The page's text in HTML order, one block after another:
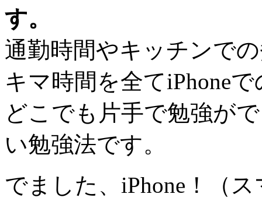
す。
通勤時間やキッチンで
キマ時間を全てiPhone
どこでも片手で勉強が
い勉強法です。
でました、iPhone！（